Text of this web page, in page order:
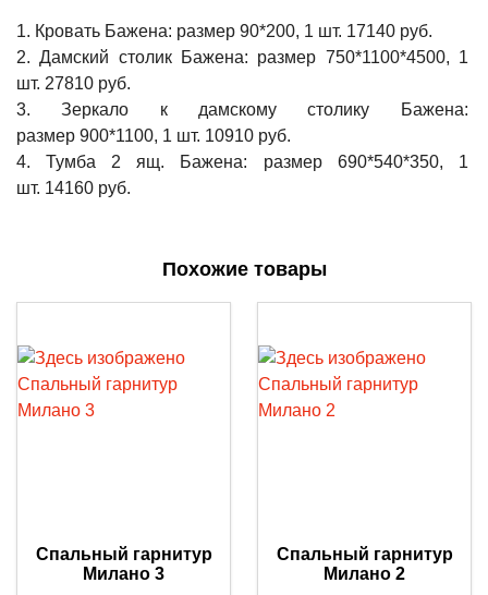
1. Кровать Бажена: размер 90*200, 1 шт. 17140 руб.
2. Дамский столик Бажена: размер 750*1100*4500, 1
шт. 27810 руб.
3. Зеркало к дамскому столику Бажена:
размер 900*1100, 1 шт. 10910 руб.
4. Тумба 2 ящ. Бажена: размер 690*540*350, 1
шт. 14160 руб.
Похожие товары
Спальный гарнитур
Милано 3
Спальный гарнитур
Милано 2